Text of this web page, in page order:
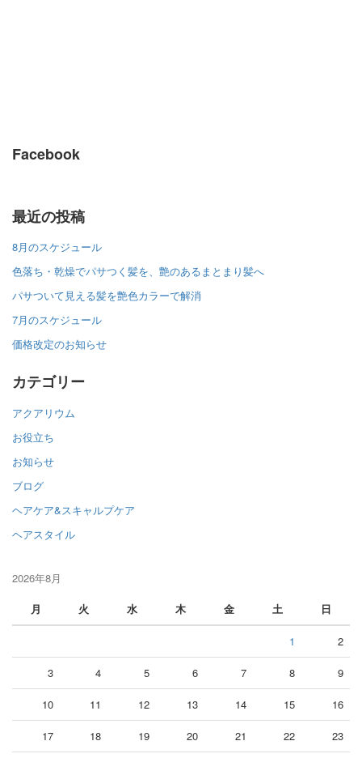
Facebook
最近の投稿
8月のスケジュール
色落ち・乾燥でパサつく髪を、艶のあるまとまり髪へ
パサついて見える髪を艶色カラーで解消
7月のスケジュール
価格改定のお知らせ
カテゴリー
アクアリウム
お役立ち
お知らせ
ブログ
ヘアケア&スキャルプケア
ヘアスタイル
2026年8月
月
火 水 木 金 土 日
1 2
3 4 5 6 7 8 9
10 11 12 13 14 15 16
17 18 19 20 21 22 23